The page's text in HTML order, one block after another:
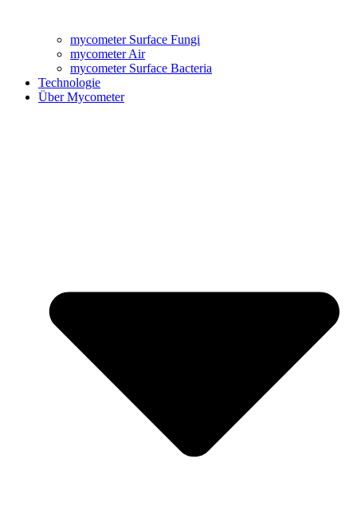
mycometer Surface Fungi
mycometer Air
mycometer Surface Bacteria
Technologie
Über Mycometer